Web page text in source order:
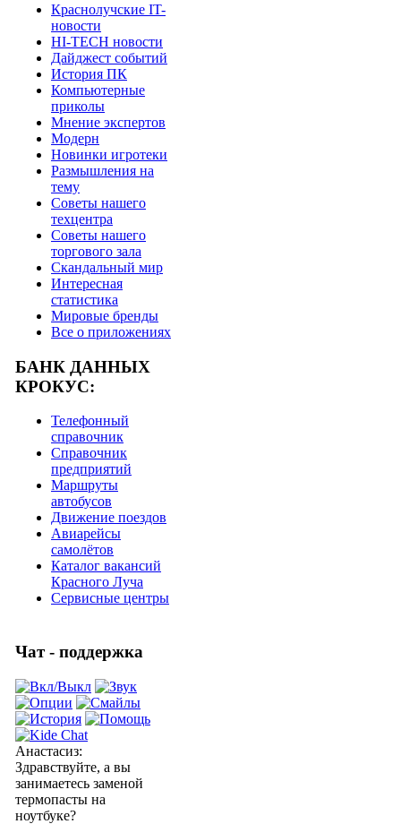
Краснолучские IT-
новости
HI-TECH новости
Дайджест событий
История ПК
Компьютерные
приколы
Мнение экспертов
Модерн
Новинки игротеки
Размышления на
тему
Советы нашего
техцентра
Советы нашего
торгового зала
Скандальный мир
Интересная
статистика
Мировые бренды
Все о приложениях
БАНК ДАННЫХ
КРОКУС:
Телефонный
справочник
Справочник
предприятий
Маршруты
автобусов
Движение поездов
Авиарейсы
самолётов
Каталог вакансий
Красного Луча
Сервисные центры
Чат - поддержка
Анастасиз:
Здравствуйте, а вы
занимаетесь заменой
термопасты на
ноутбуке?